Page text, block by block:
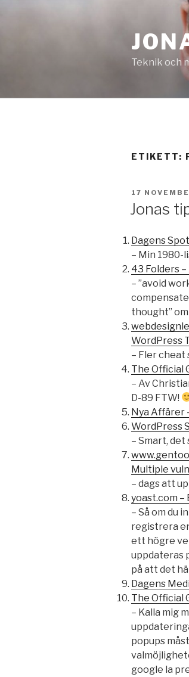
Teknik och
ETIKETT:
PUBLICERAT
17
Jonas
Dagens
– Min 1980-
43 Folders –
– ”avoid
thought”
WordPress
– Fler cheat
The Official
– Av
D-89 FTW!
Nya Affärer
WordPress
– Smart, det
Multiple
– dags att
yoast.com –
– Så om du
registrera
ett högre
uppdateras
på att det
Dagens
The Official
– Kalla mig
popups
google la